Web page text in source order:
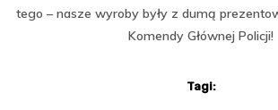
tego – nasze wyroby były z dumą
Komendy Głównej Policji!
Tagi: